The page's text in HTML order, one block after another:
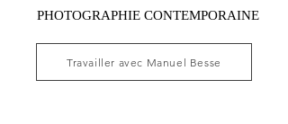
PHOTOGRAPHIE CONTEMPORAINE
Travailler avec Manuel Besse